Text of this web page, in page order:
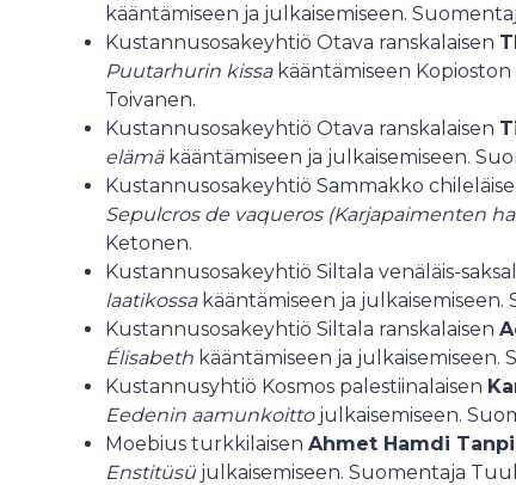
kääntämiseen ja julkaisemiseen.
Kustannusosakeyhtiö Otava ranskalaisen
Puutarhurin kissakääntämiseen
Toivanen.
Kustannusosakeyhtiö Otava ranskalaisen
elämäkääntämiseen ja julkaisemiseen.
Kustannusosakeyhtiö Sammakko
Sepulcros de vaqueros (Karjapaimenten
Ketonen.
Kustannusosakeyhtiö Siltala venäläis-
laatikossakääntämiseen ja julkaisemiseen.
Kustannusosakeyhtiö Siltala ranskalaisen
Élisabeth kääntämiseen ja julkaisemiseen.
Kustannusyhtiö Kosmos palestiinalaisen
Eedenin aamunkoittojulkaisemiseen.
Moebius turkkilaisen Ahmet Hamdi
Enstitüsü julkaisemiseen. Suomentaja